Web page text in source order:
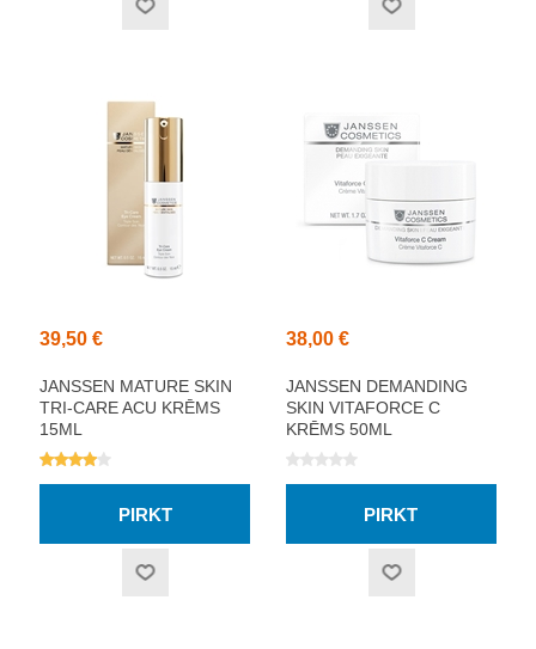
39,50 €
JANSSEN MATURE SKIN
TRI-CARE ACU KRĒMS
15ML
38,00 €
JANSSEN DEMANDING
SKIN VITAFORCE C
KRĒMS 50ML